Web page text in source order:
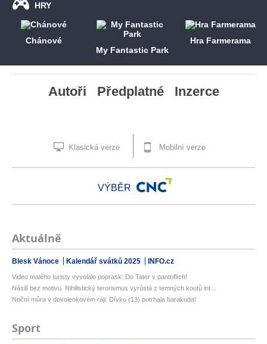
HRY
Chánové
My Fantastic Park
Hra Farmerama
Autoři Předplatné Inzerce
Klasická verze Mobilní verze
VÝBĚR
Aktuálně
Blesk Vánoce Kalendář svátků 2025 INFO.cz
Video malého turisty vyvolalo poprask: Do Tater v pantoflích!
Násilí bez motivu. Nihilistický terorismus vyrůstá z temných koutů int...
Noční můra v dovolenkovém ráji: Dívku (13) potrhala barakuda!
Sport